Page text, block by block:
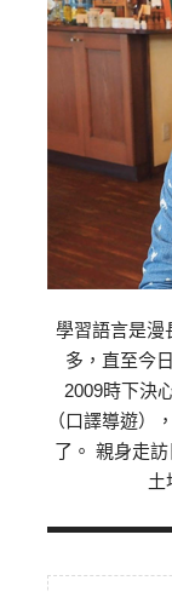
學習語言是漫
多，直至今
2009時下決
（口譯導遊）
了。 親身走
土